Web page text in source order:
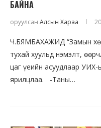
БАЙНА
оруулсан Алсын Хараа
Ч.БЯМБАХАЖИД “Замын
тухай хуульд нэмэлт,
цаг үеийн асуудлаар
ярилцлаа. -Таны…